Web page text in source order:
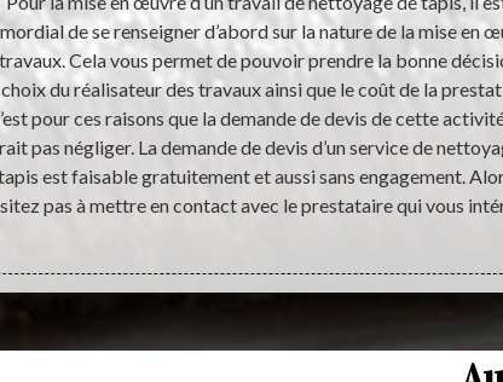
de se renseigner d’abord sur la nature de la mise en
Cela vous permet de pouvoir prendre la bonne
du réalisateur des travaux ainsi que le coût de la
pour ces raisons que la demande de devis de cette
pas négliger. La demande de devis d’un service de
est faisable gratuitement et aussi sans engagement.
pas à mettre en contact avec le prestataire qui vous